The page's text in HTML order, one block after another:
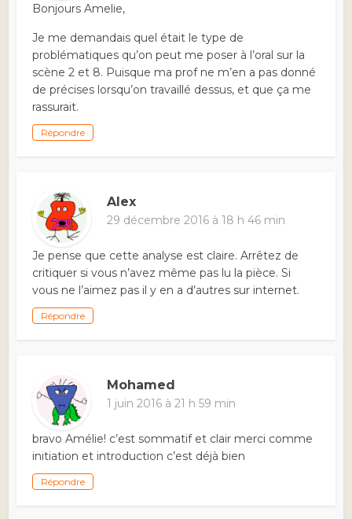
Bonjours Amelie,
Je me demandais quel était le type de
problématiques qu’on peut me poser à l’oral sur la
scène 2 et 8. Puisque ma prof ne m’en a pas donné
de précises lorsqu’on travaillé dessus, et que ça me
rassurait.
Répondre
Alex
29 décembre 2016 à 18 h 46 min
Je pense que cette analyse est claire. Arrêtez de
critiquer si vous n’avez même pas lu la pièce. Si
vous ne l’aimez pas il y en a d’autres sur internet.
Répondre
Mohamed
1 juin 2016 à 21 h 59 min
bravo Amélie! c’est sommatif et clair merci comme
initiation et introduction c’est déjà bien
Répondre